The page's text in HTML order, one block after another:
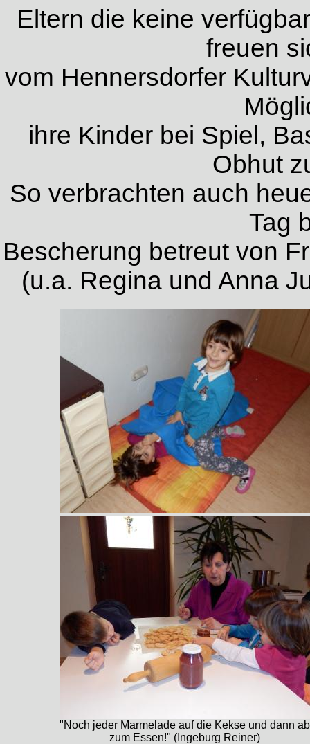
Eltern die keine
freuen
vom Hennersdorfer
ihre Kinder bei Spiel,
Obhut
So verbrachten auch
Tag
Bescherung betreut von
(u.a. Regina und Anna
"Noch jeder Marmelade auf die Kekse und dann ab
zum Essen!" (Ingeburg Reiner)